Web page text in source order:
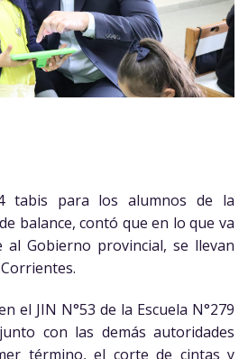
tabis para los alumnos de la
balance, contó que en lo que va
Gobierno provincial, se llevan
el JIN N°53 de la Escuela N°279
con las demás autoridades
término, el corte de cintas y